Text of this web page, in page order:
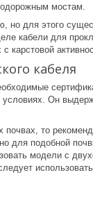
мостам.
но для этого
кабели для
карстовой
кабеля
Он
то
для подобной
модели с